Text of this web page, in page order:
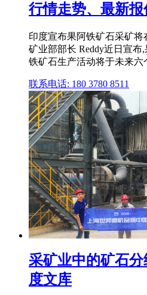
行情走势、最新报
印度宣布果阿铁矿石采矿
矿业部部长 Reddy近日宣布
铁矿石生产活动将于未来六
联系电话: 180 3780 8511
采矿业中的矿石
度文库